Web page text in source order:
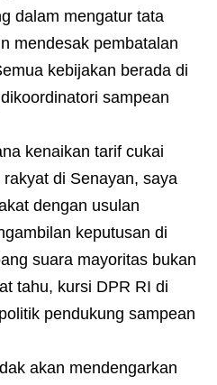
dalam mengatur tata
mendesak pembatalan
kebijakan berada di
sampean
kenaikan tarif cukai
di Senayan, saya
dengan usulan
keputusan di
suara mayoritas bukan
tahu, kursi DPR RI di
pendukung sampean
akan mendengarkan